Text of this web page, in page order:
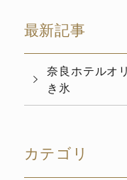
最新記事
奈良ホテルオ
き氷
カテゴリ